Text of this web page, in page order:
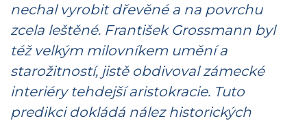
nechal vyrobit dřevěné a na povrchu
zcela leštěné. František Grossmann byl
též velkým milovníkem umění a
starožitností, jistě obdivoval zámecké
interiéry tehdejší aristokracie. Tuto
predikci dokládá nález historických